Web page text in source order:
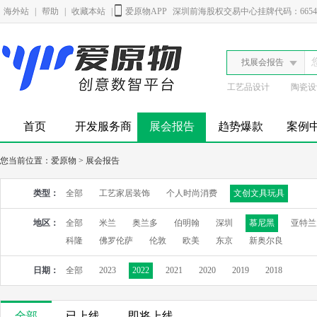
海外站 帮助 收藏本站 爱原物APP 深圳前海股权交易中心挂牌代码：
找展会报告
工艺品设计 陶瓷
首页 开发服务商 展会报告 趋势爆款 案例
您当前位置： 爱原物 > 展会报告
类型： 全部 工艺家居装饰 个人时尚消费 文创文具玩具
地区： 全部 米兰 奥兰多 伯明翰 深圳 慕尼黑
亚特
科隆
佛罗伦萨 伦敦 欧美 东京 新奥尔良
日期： 全部 2023 2022 2021 2020 2019 2018